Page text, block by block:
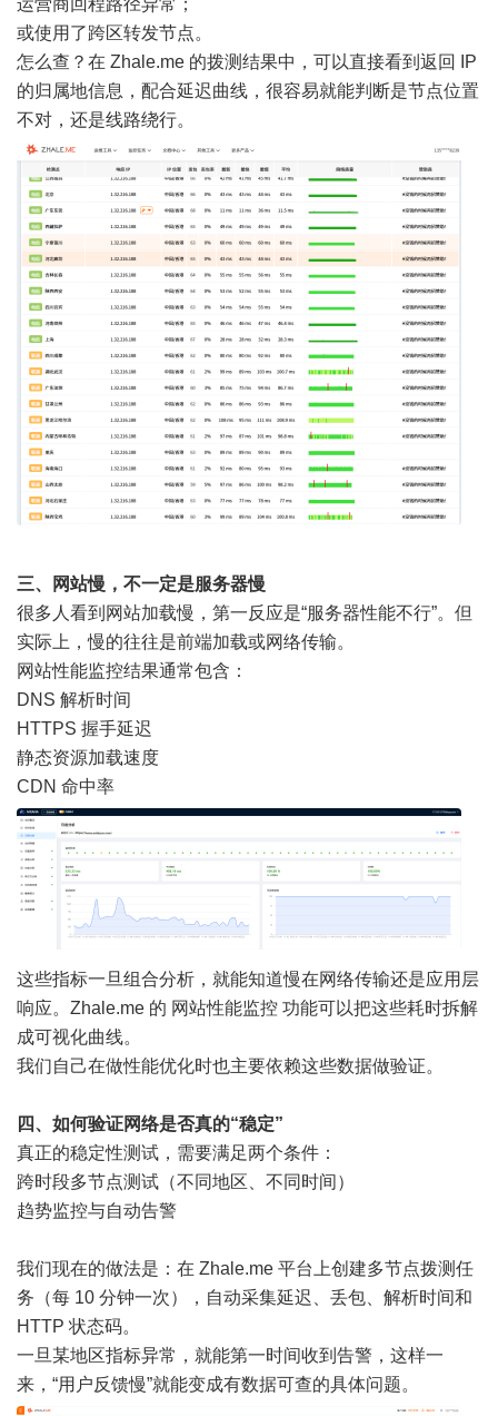
运营商回程路径异常；
或使用了跨区转发节点。
怎么查？在 Zhale.me 的拨测结果中，可以直接看到返回 IP
的归属地信息，配合延迟曲线，很容易就能判断是节点位置
不对，还是线路绕行。
三、网站慢，不一定是服务器慢
很多人看到网站加载慢，第一反应是“服务器性能不行”。但
实际上，慢的往往是前端加载或网络传输。
网站性能监控结果通常包含：
DNS 解析时间
HTTPS 握手延迟
静态资源加载速度
CDN 命中率
这些指标一旦组合分析，就能知道慢在网络传输还是应用层
响应。Zhale.me 的 网站性能监控 功能可以把这些耗时拆解
成可视化曲线。
我们自己在做性能优化时也主要依赖这些数据做验证。
四、如何验证网络是否真的“稳定”
真正的稳定性测试，需要满足两个条件：
跨时段多节点测试（不同地区、不同时间）
趋势监控与自动告警
我们现在的做法是：在 Zhale.me 平台上创建多节点拨测任
务（每 10 分钟一次），自动采集延迟、丢包、解析时间和
HTTP 状态码。
一旦某地区指标异常，就能第一时间收到告警，这样一
来，“用户反馈慢”就能变成有数据可查的具体问题。